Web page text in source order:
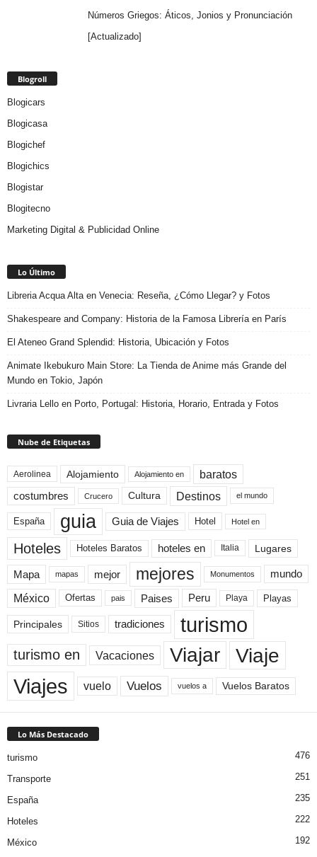
Números Griegos: Áticos, Jonios y Pronunciación
[Actualizado]
Blogroll
Blogicars
Blogicasa
Blogichef
Blogichics
Blogistar
Blogitecno
Marketing Digital & Publicidad Online
Lo Último
Libreria Acqua Alta en Venecia: Reseña, ¿Cómo Llegar? y Fotos
Shakespeare and Company: Historia de la Famosa Librería en París
El Ateneo Grand Splendid: Historia, Ubicación y Fotos
Animate Ikebukuro Main Store: La Tienda de Anime más Grande del
Mundo en Tokio, Japón
Livraria Lello en Porto, Portugal: Historia, Horario, Entrada y Fotos
Nube de Etiquetas
Aerolinea Alojamiento Alojamiento en baratos
costumbres Crucero Cultura Destinos el mundo
España guia Guia de Viajes Hotel Hotel en
Hoteles Hoteles Baratos hoteles en Italia Lugares
Mapa mapas mejor mejores Monumentos mundo
México Ofertas pais Paises Peru Playa Playas
Principales Sitios tradiciones turismo
turismo en Vacaciones Viajar Viaje
Viajes vuelo Vuelos vuelos a Vuelos Baratos
Lo Más Destacado
turismo 476
Transporte 251
España 235
Hoteles 222
México
192